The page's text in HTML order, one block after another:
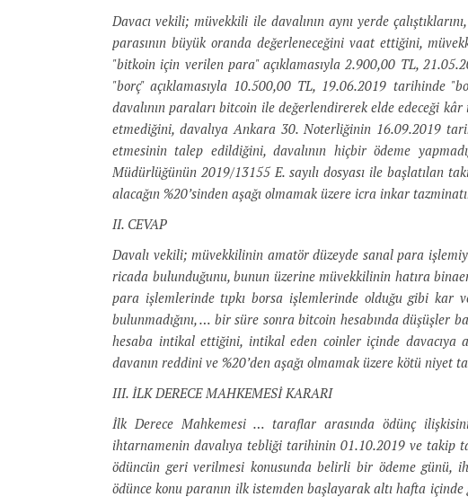
Davacı vekili; müvekkili ile davalının aynı yerde
parasının büyük oranda değerleneceğini vaat ettiğini,
"bitkoin için verilen para" açıklamasıyla 2.900,00 TL,
"borç" açıklamasıyla 10.500,00 TL, 19.06.2019 tarihinde
davalının paraları bitcoin ile değerlendirerek elde edeceği
etmediğini, davalıya Ankara 30. Noterliğinin 16.09.2019
etmesinin talep edildiğini, davalının hiçbir ödeme
Müdürlüğünün 2019/13155 E. sayılı dosyası ile başlatılan
alacağın %20’sinden aşağı olmamak üzere icra inkar
II. CEVAP
Davalı vekili; müvekkilinin amatör düzeyde sanal para
ricada bulunduğunu, bunun üzerine müvekkilinin hatıra
para işlemlerinde tıpkı borsa işlemlerinde olduğu gibi kar
bulunmadığını, … bir süre sonra bitcoin hesabında düşüşler
hesaba intikal ettiğini, intikal eden coinler içinde davacıya
davanın reddini ve %20’den aşağı olmamak üzere kötü niyet
III. İLK DERECE MAHKEMESİ KARARI
İlk Derece Mahkemesi … taraflar arasında ödünç
ihtarnamenin davalıya tebliği tarihinin 01.10.2019 ve takip
ödüncün geri verilmesi konusunda belirli bir ödeme günü,
ödünce konu paranın ilk istemden başlayarak altı hafta